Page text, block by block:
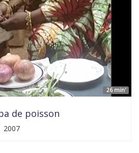
26 min'
de poisson